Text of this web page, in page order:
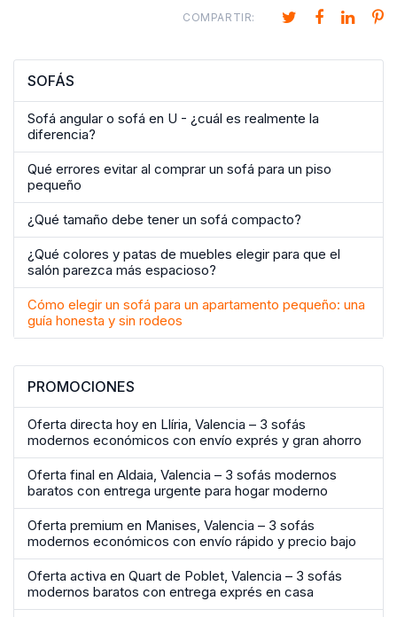
COMPARTIR:
SOFÁS
Sofá angular o sofá en U - ¿cuál es realmente la
diferencia?
Qué errores evitar al comprar un sofá para un piso
pequeño
¿Qué tamaño debe tener un sofá compacto?
¿Qué colores y patas de muebles elegir para que el
salón parezca más espacioso?
Cómo elegir un sofá para un apartamento pequeño: una
guía honesta y sin rodeos
PROMOCIONES
Oferta directa hoy en Llíria, Valencia – 3 sofás
modernos económicos con envío exprés y gran ahorro
Oferta final en Aldaia, Valencia – 3 sofás modernos
baratos con entrega urgente para hogar moderno
Oferta premium en Manises, Valencia – 3 sofás
modernos económicos con envío rápido y precio bajo
Oferta activa en Quart de Poblet, Valencia – 3 sofás
modernos baratos con entrega exprés en casa